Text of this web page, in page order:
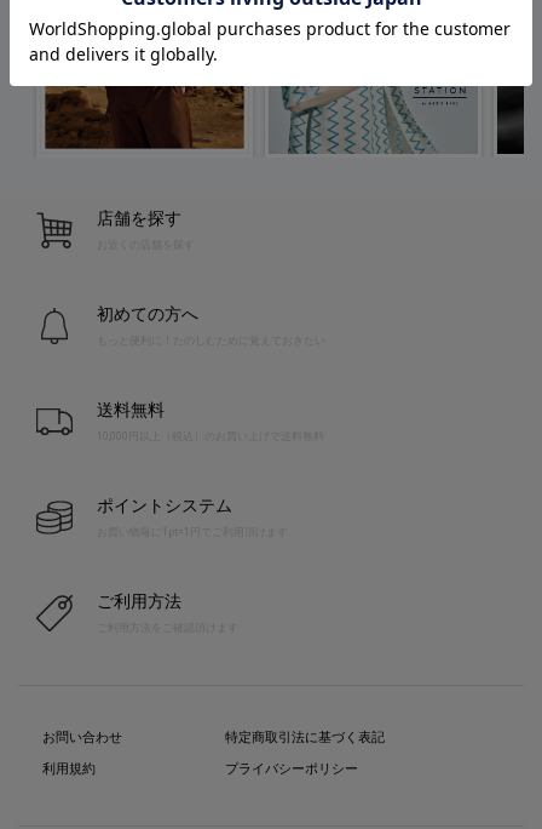
店舗を探す
お近くの店舗を探す
初めての方へ
送料無料
10,000円以上（税込）のお買い上げで送料無料
ポイントシステム
お買い物毎に1pt=1円でご利用頂けます
ご利用方法
お問い合わせ
利用規約
特定商取引法に基づく表記
プライバシーポリシー